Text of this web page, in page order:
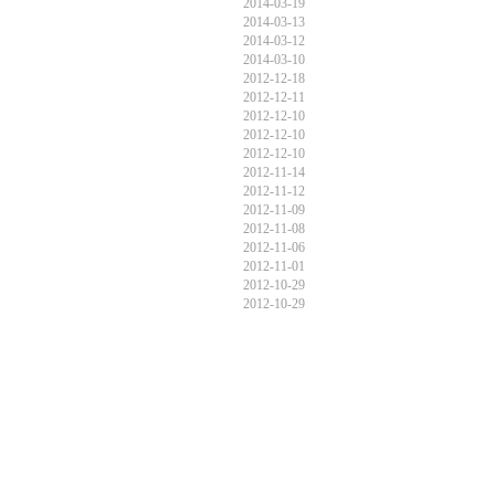
2014-03-19
2014-03-13
2014-03-12
2014-03-10
2012-12-18
2012-12-11
2012-12-10
2012-12-10
2012-12-10
2012-11-14
2012-11-12
2012-11-09
2012-11-08
2012-11-06
2012-11-01
2012-10-29
2012-10-29